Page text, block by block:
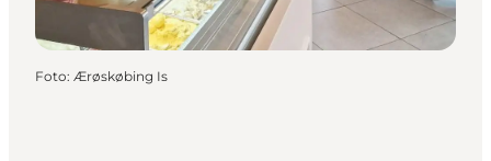
Foto: Ærøskøbing Is